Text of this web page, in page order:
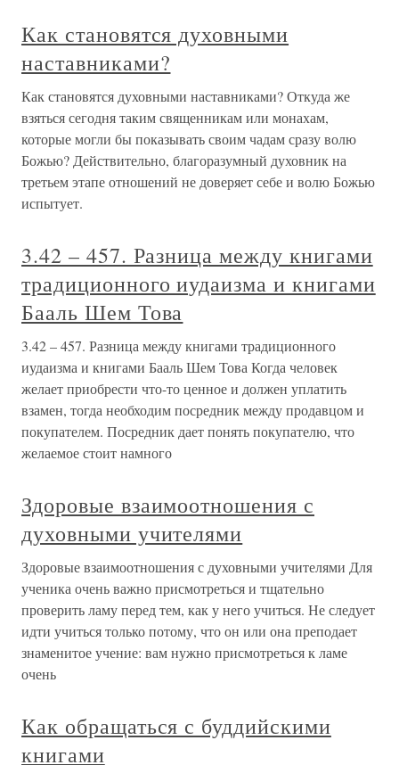
Как становятся духовными
наставниками?
Как становятся духовными наставниками? Откуда же
взяться сегодня таким священникам или монахам,
которые могли бы показывать своим чадам сразу волю
Божью? Действительно, благоразумный духовник на
третьем этапе отношений не доверяет себе и волю Божью
испытует.
3.42 – 457. Разница между книгами
традиционного иудаизма и книгами
Бааль Шем Това
3.42 – 457. Разница между книгами традиционного
иудаизма и книгами Бааль Шем Това Когда человек
желает приобрести что-то ценное и должен уплатить
взамен, тогда необходим посредник между продавцом и
покупателем. Посредник дает понять покупателю, что
желаемое стоит намного
Здоровые взаимоотношения с
духовными учителями
Здоровые взаимоотношения с духовными учителями Для
ученика очень важно присмотреться и тщательно
проверить ламу перед тем, как у него учиться. Не следует
идти учиться только потому, что он или она преподает
знаменитое учение: вам нужно присмотреться к ламе
очень
Как обращаться с буддийскими
книгами